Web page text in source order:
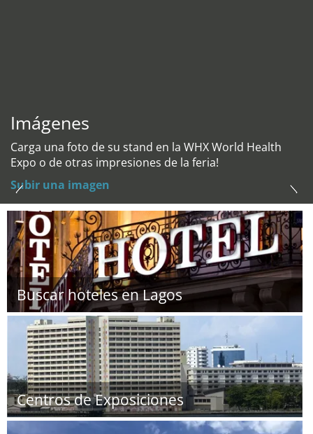
Imágenes
Carga una foto de su stand en la WHX World Health
Expo o de otras impresiones de la feria!
Subir una imagen
Buscar hoteles en Lagos
Centros de Exposiciones